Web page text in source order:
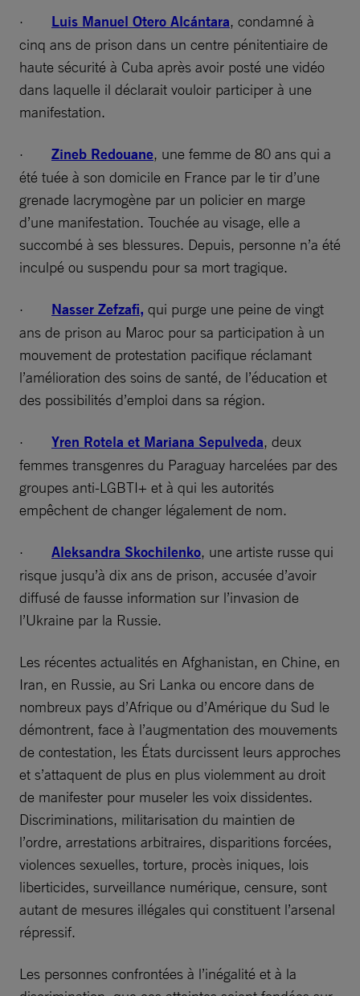
· Luis Manuel Otero Alcántara, condamné à
cinq ans de prison dans un centre pénitentiaire de
haute sécurité à Cuba après avoir posté une vidéo
dans laquelle il déclarait vouloir participer à une
manifestation.
· Zineb Redouane, une femme de 80 ans qui a
été tuée à son domicile en France par le tir d’une
grenade lacrymogène par un policier en marge
d’une manifestation. Touchée au visage, elle a
succombé à ses blessures. Depuis, personne n’a été
inculpé ou suspendu pour sa mort tragique.
· Nasser Zefzafi, qui purge une peine de vingt
ans de prison au Maroc pour sa participation à un
mouvement de protestation pacifique réclamant
l’amélioration des soins de santé, de l’éducation et
des possibilités d’emploi dans sa région.
· Yren Rotela et Mariana Sepulveda, deux
femmes transgenres du Paraguay harcelées par des
groupes anti-LGBTI+ et à qui les autorités
empêchent de changer légalement de nom.
· Aleksandra Skochilenko, une artiste russe qui
risque jusqu’à dix ans de prison, accusée d’avoir
diffusé de fausse information sur l’invasion de
l’Ukraine par la Russie.
Les récentes actualités en Afghanistan, en Chine, en
Iran, en Russie, au Sri Lanka ou encore dans de
nombreux pays d’Afrique ou d’Amérique du Sud le
démontrent, face à l’augmentation des mouvements
de contestation, les États durcissent leurs approches
et s’attaquent de plus en plus violemment au droit
de manifester pour museler les voix dissidentes.
Discriminations, militarisation du maintien de
l’ordre, arrestations arbitraires, disparitions forcées,
violences sexuelles, torture, procès iniques, lois
liberticides, surveillance numérique, censure, sont
autant de mesures illégales qui constituent l’arsenal
répressif.
Les personnes confrontées à l’inégalité et à la